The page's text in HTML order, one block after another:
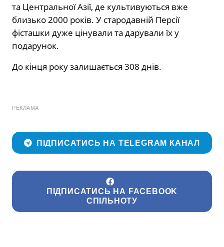
та Центральної Азії, де культивуються вже
близько 2000 років. У стародавній Персії
фісташки дуже цінували та дарували їх у
подарунок.
До кінця року залишається 308 днів.
РЕКЛАМА
ПІДПИСАТИСЬ НА TELEGRAM КАНАЛ
ПІДПИСАТИСЬ НА FACEBOOK
СПІЛЬНОТУ